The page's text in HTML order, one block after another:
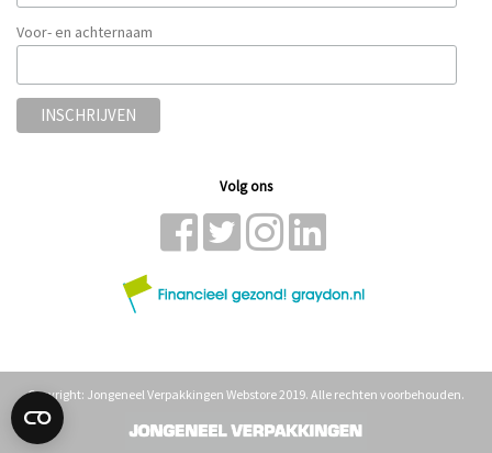
Voor- en achternaam
Volg ons
Copyright: Jongeneel Verpakkingen Webstore 2019. Alle rechten voorbehouden.